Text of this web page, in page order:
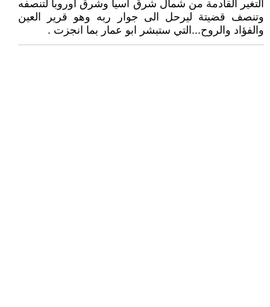
التغير القادمة من شمال شرق اسيا وشرق اوروبا لتنصفه
وتنصف قضيتة ليرحل الى جوار ربه وهو قرير العين
والفؤاد والروح...التي ستبشر ابو عمار بما انجزت .